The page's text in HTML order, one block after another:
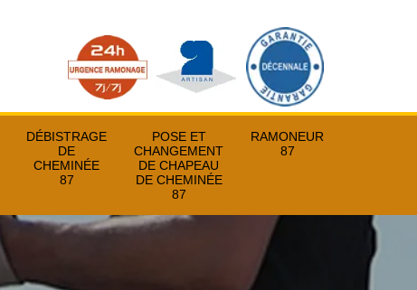
DÉBISTRAGE
DE
CHEMINÉE
87
POSE ET
CHANGEMENT
DE CHAPEAU
DE CHEMINÉE
87
RAMONEUR
87